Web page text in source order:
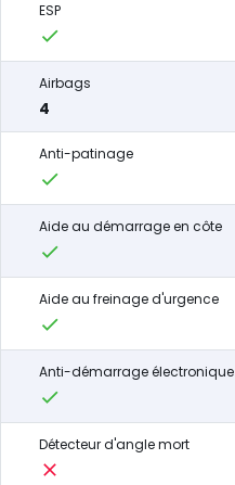
ESP
Airbags
4
Anti-patinage
Aide au démarrage en côte
Aide au freinage d'urgence
Anti-démarrage électronique
Détecteur d'angle mort